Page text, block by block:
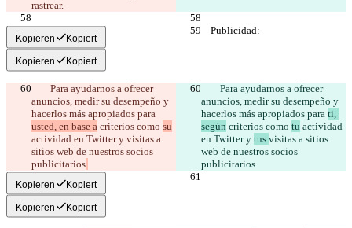
Kopieren Kopiert
Kopieren Kopiert
anuncios, medir su desempeño y
hacerlos más apropiados para
usted, en base a criterios como su
actividad en Twitter y visitas a
sitios web de nuestros socios
publicitarios.
anuncios, medir su desempeño y
hacerlos más apropiados para ti,
según criterios como tu actividad
en Twitter y tus visitas a sitios
web de nuestros socios
publicitarios
Kopieren Kopiert
Kopieren Kopiert